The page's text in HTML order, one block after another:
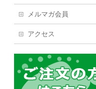
メルマガ会員
アクセス